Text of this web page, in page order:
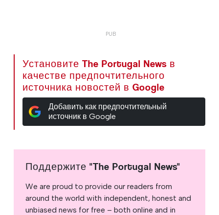
Установите The Portugal News в
качестве предпочтительного
источника новостей в Google
Добавить как предпочтительный
источник в Google
Поддержите "The Portugal News"
We are proud to provide our readers from
around the world with independent, honest and
unbiased news for free – both online and in